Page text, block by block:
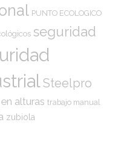
PUNTO ECOLOGICO
seguridad
Steelpro
alturas trabajo manual
zubiola